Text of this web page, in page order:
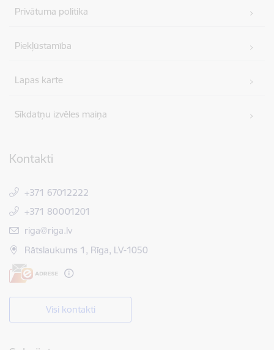
Privātuma politika
Piekļūstamība
Lapas karte
Sīkdatņu izvēles maiņa
Kontakti
+371 67012222
+371 80001201
E-pasts:
riga@riga.lv
Rātslaukums 1, Rīga, LV-1050
Visi kontakti